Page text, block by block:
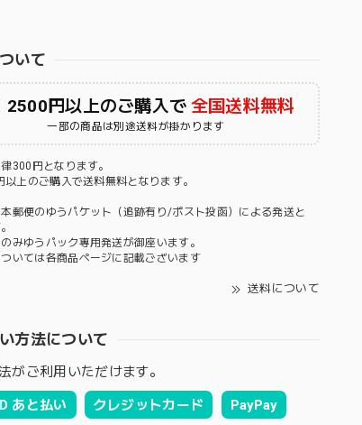
いて
2500円以上のご購入で 全国送料無料
一部の商品は別途送料が掛かります
300円となります。
上のご購入で送料無料となります。
郵便のゆうパケット（追跡有り/ポスト投函）による発送と
みゆうパック専用発送が御座います。
いては各商品ページに記載ございます
送料について
方法について
がご利用いただけます。
あと払い クレジットカード PayPay